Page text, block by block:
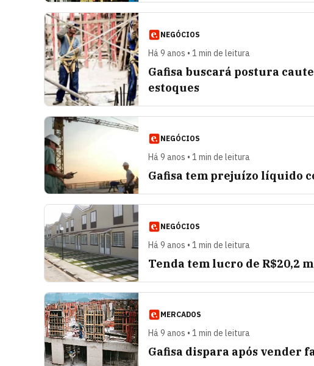
NEGÓCIOS
Há 9 anos • 1 min de leitura
Gafisa buscará postura
estoques
NEGÓCIOS
Há 9 anos • 1 min de leitura
Gafisa tem prejuízo líquido
NEGÓCIOS
Há 9 anos • 1 min de leitura
Tenda tem lucro de R$20,2
MERCADOS
Há 9 anos • 1 min de leitura
Gafisa dispara após vender